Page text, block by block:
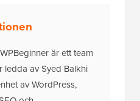
är ett team
ledda av Syed Balkhi
av WordPress,